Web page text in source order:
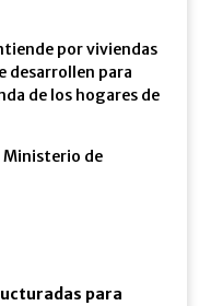
por viviendas
desarrollen para
de los hogares de
Ministerio de
para